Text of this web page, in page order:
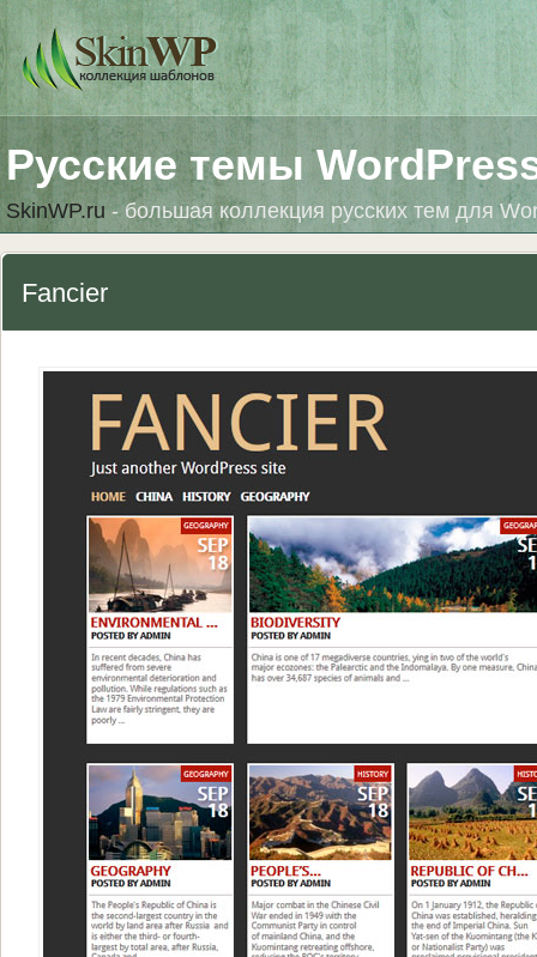
Русские темы
SkinWP.ru- большая коллекция русских тем для
Fancier